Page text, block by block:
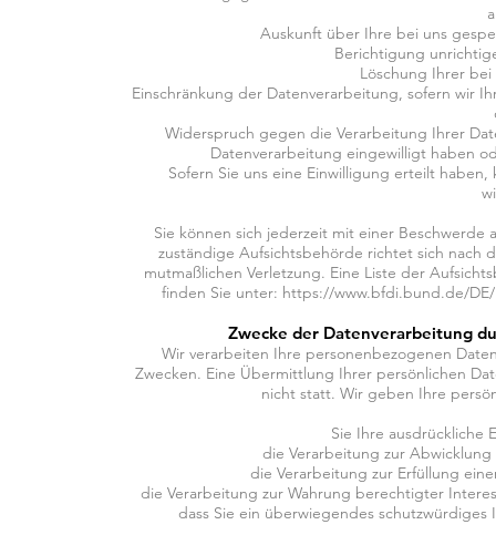
Auskunft über Ihre bei uns
Berichtigung
Löschung Ihrer
Einschränkung der Datenverarbeitung, sofern wir
Widerspruch gegen die Verarbeitung Ihrer
Datenverarbeitung eingewilligt haben
Sofern Sie uns eine Einwilligung erteilt
Sie können sich jederzeit mit einer
zuständige Aufsichtsbehörde richtet sich nach
mutmaßlichen Verletzung. Eine Liste der
finden Sie unter: https://www.bfdi.bund.de/
Zwecke der Datenverarbeitung
Wir verarbeiten Ihre personenbezogenen
Zwecken. Eine Übermittlung Ihrer persönlichen
nicht statt. Wir geben Ihre
Sie Ihre ausdrückliche
die Verarbeitung zur
die Verarbeitung zur Erfüllung
die Verarbeitung zur Wahrung berechtigter
dass Sie ein überwiegendes